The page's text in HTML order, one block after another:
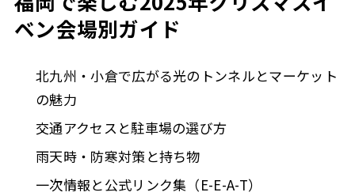
ベン会場別ガイド
北九州・小倉で広がる光のトンネルとマーケット
の魅力
交通アクセスと駐車場の選び方
雨天時・防寒対策と持ち物
一次情報と公式リンク集（E-E-A-T）